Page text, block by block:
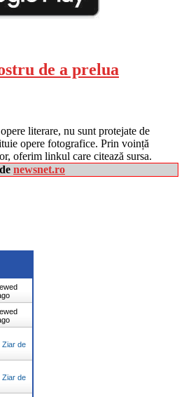
de a prelua
literare, nu sunt protejate de
opere fotografice. Prin voință
oferim linkul care citează sursa.
newsnet.ro
Ziar de
Ziar de